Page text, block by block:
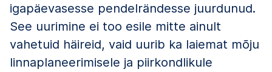
igapäevasesse pendelrändesse juurdunud.
See uurimine ei too esile mitte ainult
vahetuid häireid, vaid uurib ka laiemat mõju
linnaplaneerimisele ja piirkondlikule